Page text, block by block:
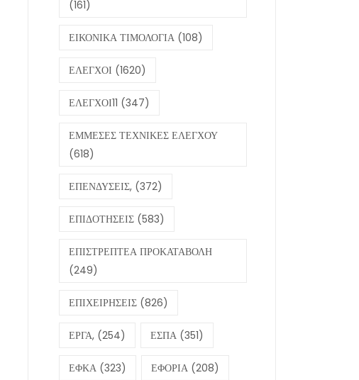
(161)
ΕΙΚΟΝΙΚΑ ΤΙΜΟΛΟΓΙΑ (108)
ΕΛΕΓΧΟΙ (1620)
ΕΛΕΓΧΟΙ11 (347)
ΕΜΜΕΣΕΣ ΤΕΧΝΙΚΕΣ ΕΛΕΓΧΟΥ
(618)
ΕΠΕΝΔΥΣΕΙΣ, (372)
ΕΠΙΔΟΤΗΣΕΙΣ (583)
ΕΠΙΣΤΡΕΠΤΕΑ ΠΡΟΚΑΤΑΒΟΛΗ
(249)
ΕΠΙΧΕΙΡΗΣΕΙΣ (826)
ΕΡΓΑ, (254) ΕΣΠΑ (351)
ΕΦΚΑ (323) ΕΦΟΡΙΑ (208)